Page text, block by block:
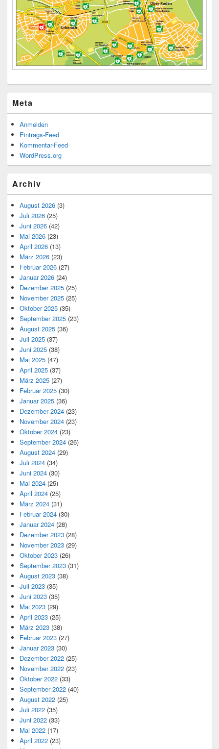
Meta
Anmelden
Eintrags-Feed
Kommentar-Feed
WordPress.org
Archiv
August 2026 (3)
Juli 2026 (25)
Juni 2026 (42)
Mai 2026 (23)
April 2026 (13)
März 2026 (23)
Februar 2026 (27)
Januar 2026 (24)
Dezember 2025 (25)
November 2025 (25)
Oktober 2025 (35)
September 2025 (23)
August 2025 (36)
Juli 2025 (37)
Juni 2025 (38)
Mai 2025 (47)
April 2025 (37)
März 2025 (27)
Februar 2025 (30)
Januar 2025 (36)
Dezember 2024 (23)
November 2024 (23)
Oktober 2024 (23)
September 2024 (26)
August 2024 (29)
Juli 2024 (34)
Juni 2024 (30)
Mai 2024 (25)
April 2024 (25)
März 2024 (31)
Februar 2024 (30)
Januar 2024 (28)
Dezember 2023 (28)
November 2023 (29)
Oktober 2023 (26)
September 2023 (31)
August 2023 (38)
Juli 2023 (35)
Juni 2023 (35)
Mai 2023 (29)
April 2023 (25)
März 2023 (38)
Februar 2023 (27)
Januar 2023 (30)
Dezember 2022 (25)
November 2022 (23)
Oktober 2022 (33)
September 2022 (40)
August 2022 (25)
Juli 2022 (35)
Juni 2022 (33)
Mai 2022 (17)
April 2022 (23)